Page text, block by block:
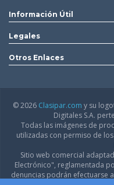
Información Útil
Legales
Otros Enlaces
© 2026 Clasipar.com y su
Digitales S.A.
Todas las imágenes de
utilizadas con permiso de
Sitio web comercial
Electrónico", reglamentada
denuncias podrán efectuarse